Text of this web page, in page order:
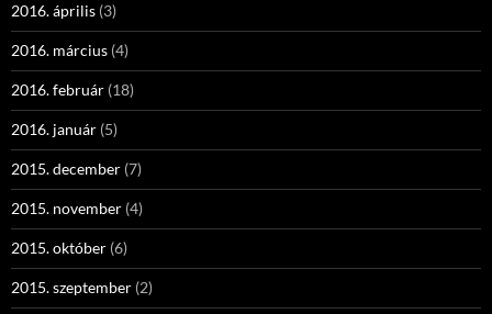
2016. április (3)
2016. március (4)
2016. február (18)
2016. január (5)
2015. december (7)
2015. november (4)
2015. október (6)
2015. szeptember (2)